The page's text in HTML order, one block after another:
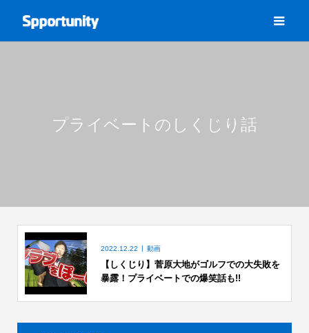
プライベートのしくじり話
2022.12.22 動画
【しくじり】菅原大地がゴルフでの大失敗を
暴露！プライベートでの爆笑話も!!